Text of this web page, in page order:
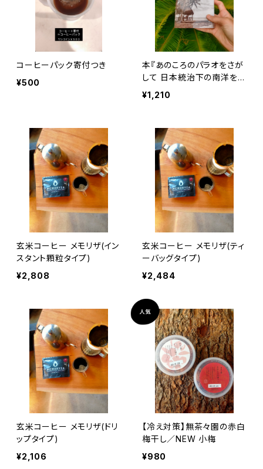
コーヒーパック寄付つき
¥500
本『あのころのパラオをさが
して 日本統治下の南洋を生
きた人々』寺尾紗穂
¥1,210
玄米コーヒー メモリザ(イン
スタント顆粒タイプ)
¥2,808
玄米コーヒー メモリザ(ティ
ーバッグタイプ)
¥2,484
玄米コーヒー メモリザ(ドリ
ップタイプ)
¥2,106
【冷え対策】無茶々園の赤白
梅干し／NEW 小梅
¥980